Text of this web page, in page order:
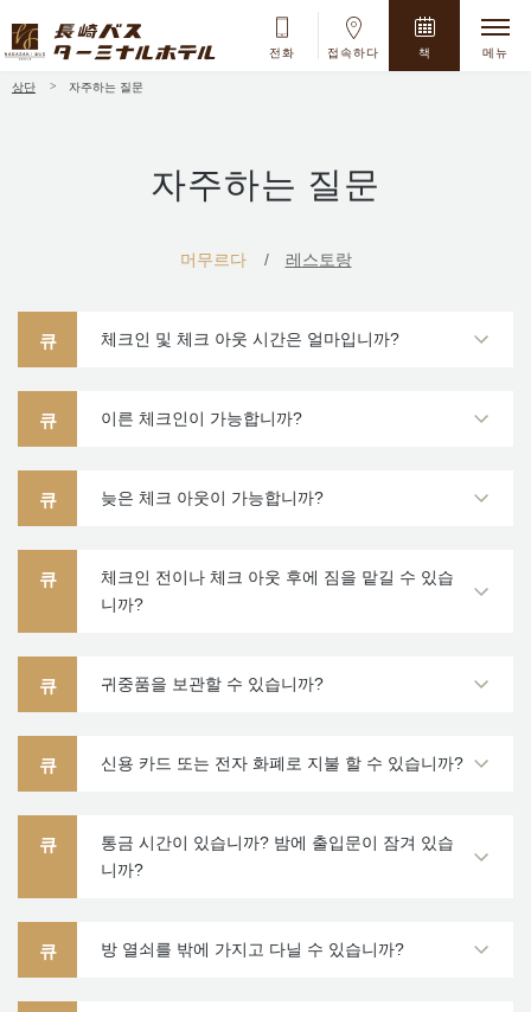
메뉴
책
접속하다
전화
상단 자주하는 질문
자주하는 질문
머무르다 레스토랑
큐 체크인 및 체크 아웃 시간은 얼마입니까?
큐 이른 체크인이 가능합니까?
큐 늦은 체크 아웃이 가능합니까?
큐
체크인 전이나 체크 아웃 후에 짐을 맡길 수 있습
니까?
큐 귀중품을 보관할 수 있습니까?
큐 신용 카드 또는 전자 화폐로 지불 할 수 있습니까?
큐
통금 시간이 있습니까? 밤에 출입문이 잠겨 있습
니까?
큐 방 열쇠를 밖에 가지고 다닐 수 있습니까?
Mo Tu We Th Fr
3 4 5 6 7
16 17 18 19 20 21 22